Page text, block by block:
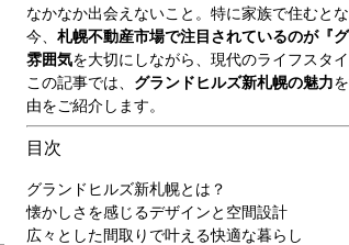
なかなか出会えないこと。特に家族で住むと
今、 札幌不動産市場で注目されているのが『
雰囲気を大切にしながら、現代のライフスタ
この記事では、 グランドヒルズ新札幌の魅力
由をご紹介します。
目次
グランドヒルズ新札幌とは？
懐かしさを感じるデザインと空間設計
広々とした間取りで叶える快適な暮らし